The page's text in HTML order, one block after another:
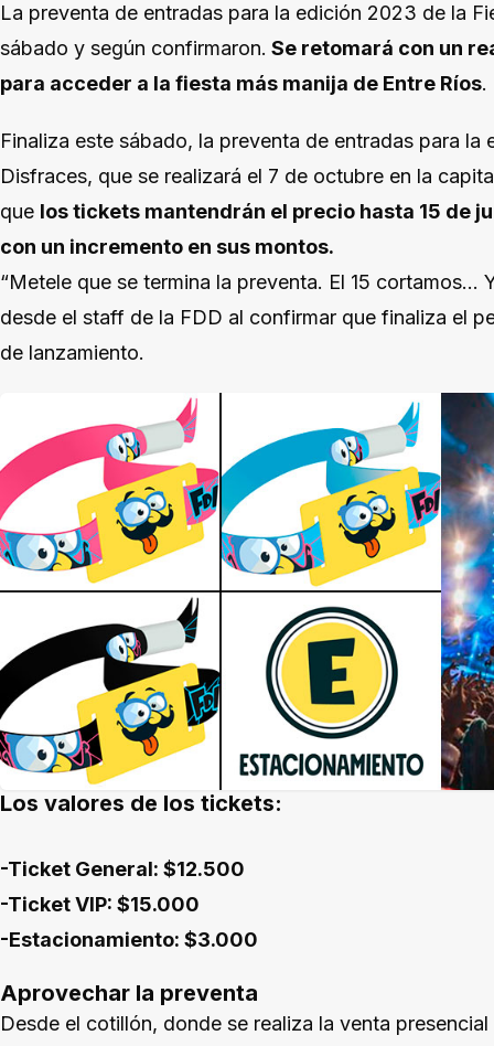
La preventa de entradas para la edición 2023 de la
sábado y según confirmaron. Se retomará con un
para acceder a la fiesta más manija de Entre Ríos.
Finaliza este sábado, la preventa de entradas para
Disfraces, que se realizará el 7 de octubre en la
que los tickets mantendrán el precio hasta 15 de
con un incremento en sus montos.
“Metele que se termina la preventa. El 15 cortamos…
desde el staff de la FDD al confirmar que finaliza el
de lanzamiento.
Los valores de los tickets:
-Ticket General: $12.500
-Ticket VIP: $15.000
-Estacionamiento: $3.000
Aprovechar la preventa
Desde el cotillón, donde se realiza la venta